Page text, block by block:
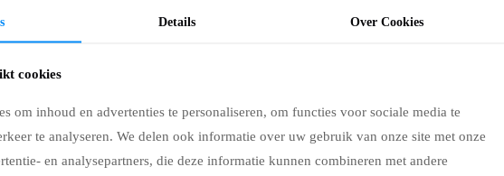
en licht verteerbaar.
Vis, is een biologisch volwaardig eiwit. In combinatie met andere dierlijke eiwitten,
smakelijke en licht verteerbare voeding voor uw volwassen kat.
maïsgluten, rijst, dierlijk vet (rund, gevogelte), maïs, tarwe, gehydrolyseerde
Details Over Cookies
cookies
om inhoud en advertenties te personaliseren, om functies voor sociale media te
te analyseren. We delen ook informatie over uw gebruik van onze site met onze
en analysepartners, die deze informatie kunnen combineren met andere